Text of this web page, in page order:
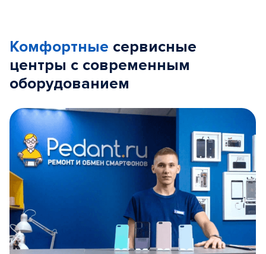
Комфортные сервисные
центры с современным
оборудованием